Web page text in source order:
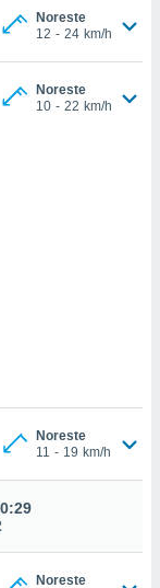
Noreste
12 - 24 km/h
Noreste
10 - 22 km/h
Noreste
11 - 19 km/h
Noreste